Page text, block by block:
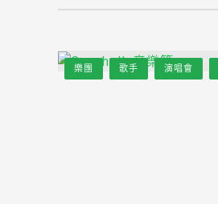
樂團 歌手 演唱會